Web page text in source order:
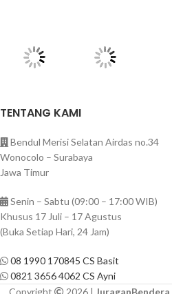
TENTANG KAMI
Bendul Merisi Selatan Airdas no.34
Wonocolo – Surabaya
Jawa Timur
Senin – Sabtu (09:00 – 17:00 WIB)
Khusus 17 Juli – 17 Agustus
(Buka Setiap Hari, 24 Jam)
08 1990 170845 CS Basit
0821 3656 4062 CS Ayni
Copyright
2026 | JuraganBendera